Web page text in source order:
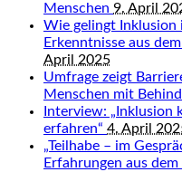
Menschen 9. April
Wie gelingt Inklusion
Erkenntnisse aus
April 2025
Umfrage zeigt
Menschen mit
Interview: „Inklusion
erfahren“ 4. April
„Teilhabe – im
Erfahrungen aus